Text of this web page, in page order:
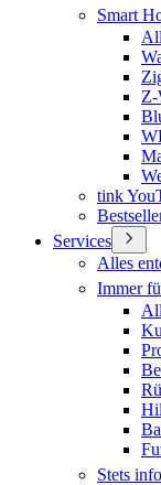
Smart
Z-
tink
Services
Alles
Immer
Stets